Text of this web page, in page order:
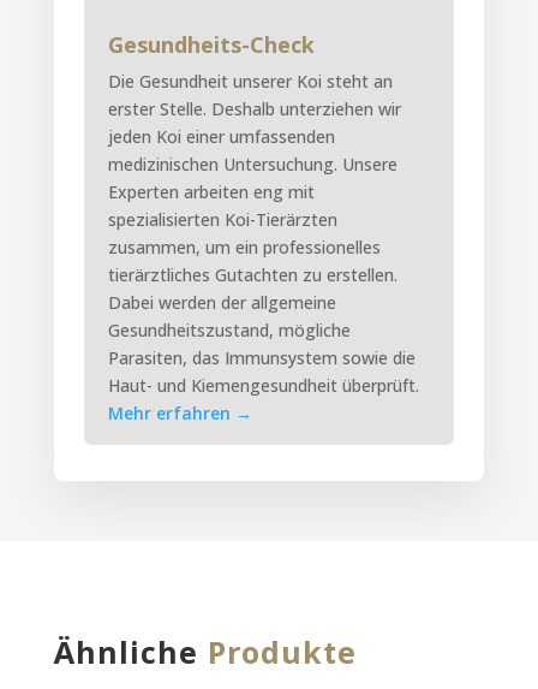
Gesundheits-Check
Die Gesundheit unserer Koi steht an
erster Stelle. Deshalb unterziehen wir
jeden Koi einer umfassenden
medizinischen Untersuchung. Unsere
Experten arbeiten eng mit
spezialisierten Koi-Tierärzten
zusammen, um ein professionelles
tierärztliches Gutachten zu erstellen.
Dabei werden der allgemeine
Gesundheitszustand, mögliche
Parasiten, das Immunsystem sowie die
Haut- und Kiemengesundheit überprüft.
Mehr erfahren →
Ähnliche Produkte